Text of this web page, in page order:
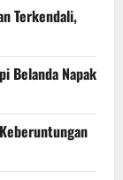
Terkendali,
Belanda Napak